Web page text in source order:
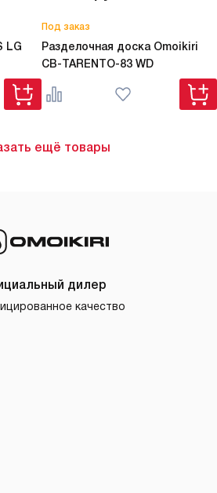
LG
Под заказ
Разделочная доска Omoikiri
CB-TARENTO-83 WD
ещё товары
дилер
качество